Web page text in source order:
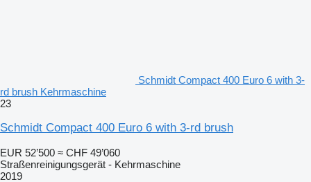
Schmidt Compact 400 Euro 6 with 3-
rd brush Kehrmaschine
23
Schmidt Compact 400 Euro 6 with 3-rd brush
EUR 52’500 ≈ CHF 49’060
Straßenreinigungsgerät - Kehrmaschine
2019